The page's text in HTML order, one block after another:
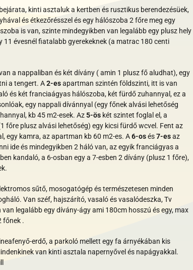
kinti asztaluk a kertben és rusztikus berendezésüek,
és étkezőrésszel és egy hálószoba 2 főre meg egy
is van, szinte mindegyikben van legalább egy plusz hely
évesnél fiatalabb gyerekeknek (a matrac 180 centi
a nappaliban és két dívány ( amin 1 plusz fő aludhat), egy
a tengert. A2-esapartman szintén földszinti, itt is van
és két franciaágyas hálószoba, két fürdő zuhannyal, ez a
egy nappali dívánnyal (egy főnek alvási lehetőség
kb 45 m2-esek. Az5-ös két szintet foglal el, a
plusz alvási lehetőség) egy kicsi fürdő wcvel. Fent az
egy kamra, az apartman kb 60 m2-es. A6-osés7-esaz
ide és mindegyikben 2 háló van, az egyik franciágyas a
kandaló, a 6-osban egy a 7-esben 2 dívány (plusz 1 főre),
sűtő, mosogatógépés természetesen minden
Van széf, hajszárító, vasaló és vasalódeszka, Tv
legalább egy dívány-ágy ami 180cm hosszú és egy, max
főnek .
erdő, a parkoló mellett egy fa árnyékában kis
van kinti asztala napernyővel és napágyakkal.